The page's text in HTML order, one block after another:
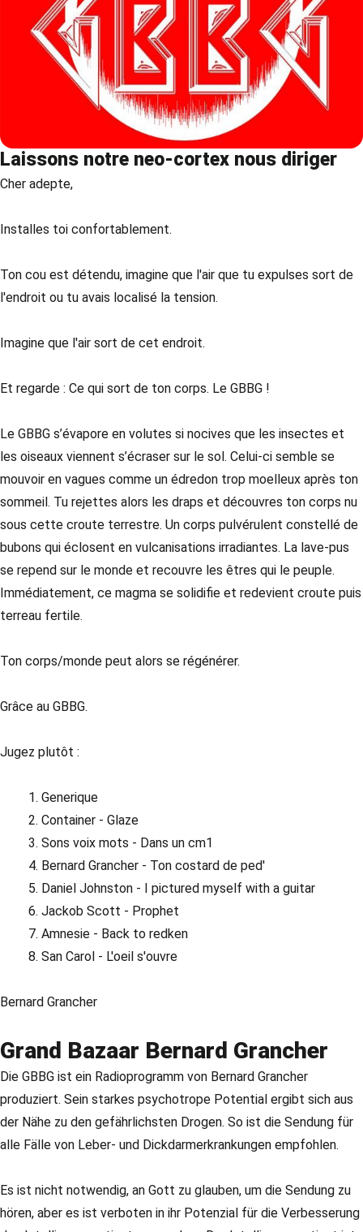
Laissons notre neo-cortex nous diriger
Cher adepte,
Installes toi confortablement.
Ton cou est détendu, imagine que l'air que tu expulses sort de
l'endroit ou tu avais localisé la tension.
Imagine que l'air sort de cet endroit.
Et regarde : Ce qui sort de ton corps. Le GBBG !
Le GBBG s’évapore en volutes si nocives que les insectes et
les oiseaux viennent s’écraser sur le sol. Celui-ci semble se
mouvoir en vagues comme un édredon trop moelleux après ton
sommeil. Tu rejettes alors les draps et découvres ton corps nu
sous cette croute terrestre. Un corps pulvérulent constellé de
bubons qui éclosent en vulcanisations irradiantes. La lave-pus
se repend sur le monde et recouvre les êtres qui le peuple.
Immédiatement, ce magma se solidifie et redevient croute puis
terreau fertile.
Ton corps/monde peut alors se régénérer.
Grâce au GBBG.
Jugez plutôt :
Generique
Container - Glaze
Sons voix mots - Dans un cm1
Bernard Grancher - Ton costard de ped'
Daniel Johnston - I pictured myself with a guitar
Jackob Scott - Prophet
Amnesie - Back to redken
San Carol - L'oeil s'ouvre
Bernard Grancher
Grand Bazaar Bernard Grancher
Die GBBG ist ein Radioprogramm von Bernard Grancher
produziert. Sein starkes psychotrope Potential ergibt sich aus
der Nähe zu den gefährlichsten Drogen. So ist die Sendung für
alle Fälle von Leber- und Dickdarmerkrankungen empfohlen.
Es ist nicht notwendig, an Gott zu glauben, um die Sendung zu
hören, aber es ist verboten in ihr Potenzial für die Verbesserung